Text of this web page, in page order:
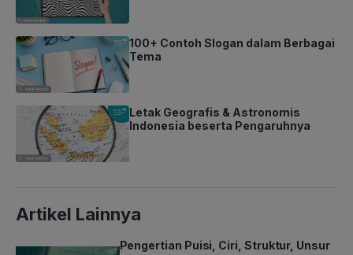
100+ Contoh Slogan dalam Berbagai
Tema
Letak Geografis & Astronomis
Indonesia beserta Pengaruhnya
Artikel Lainnya
Pengertian Puisi, Ciri, Struktur, Unsur